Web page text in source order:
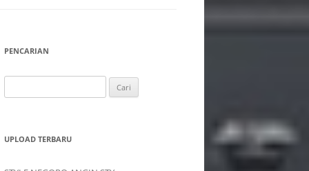
PENCARIAN
untuk:
UPLOAD TERBARU